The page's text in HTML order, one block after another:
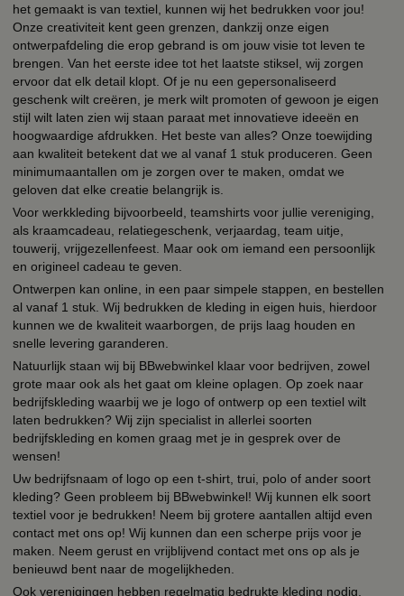
het gemaakt is van textiel, kunnen wij het bedrukken voor jou!
Onze creativiteit kent geen grenzen, dankzij onze eigen
ontwerpafdeling die erop gebrand is om jouw visie tot leven te
brengen. Van het eerste idee tot het laatste stiksel, wij zorgen
ervoor dat elk detail klopt. Of je nu een gepersonaliseerd
geschenk wilt creëren, je merk wilt promoten of gewoon je eigen
stijl wilt laten zien wij staan paraat met innovatieve ideeën en
hoogwaardige afdrukken. Het beste van alles? Onze toewijding
aan kwaliteit betekent dat we al vanaf 1 stuk produceren. Geen
minimumaantallen om je zorgen over te maken, omdat we
geloven dat elke creatie belangrijk is.
Voor werkkleding bijvoorbeeld, teamshirts voor jullie vereniging,
als kraamcadeau, relatiegeschenk, verjaardag, team uitje,
touwerij, vrijgezellenfeest. Maar ook om iemand een persoonlijk
en origineel cadeau te geven.
Ontwerpen kan online, in een paar simpele stappen, en bestellen
al vanaf 1 stuk. Wij bedrukken de kleding in eigen huis, hierdoor
kunnen we de kwaliteit waarborgen, de prijs laag houden en
snelle levering garanderen.
Natuurlijk staan wij bij BBwebwinkel klaar voor bedrijven, zowel
grote maar ook als het gaat om kleine oplagen. Op zoek naar
bedrijfskleding waarbij we je logo of ontwerp op een textiel wilt
laten bedrukken? Wij zijn specialist in allerlei soorten
bedrijfskleding en komen graag met je in gesprek over de
wensen!
Uw bedrijfsnaam of logo op een t-shirt, trui, polo of ander soort
kleding? Geen probleem bij BBwebwinkel! Wij kunnen elk soort
textiel voor je bedrukken! Neem bij grotere aantallen altijd even
contact met ons op! Wij kunnen dan een scherpe prijs voor je
maken. Neem gerust en vrijblijvend contact met ons op als je
benieuwd bent naar de mogelijkheden.
Ook verenigingen hebben regelmatig bedrukte kleding nodig,